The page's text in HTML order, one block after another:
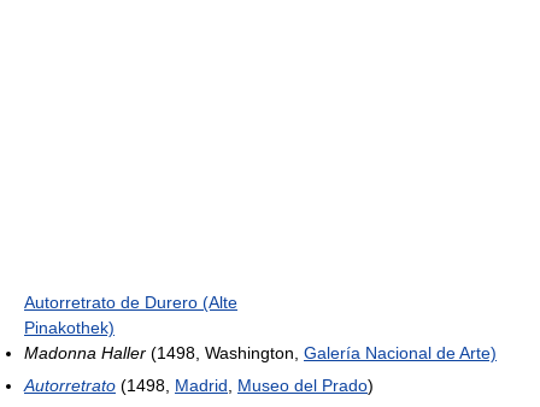
Autorretrato de Durero (Alte
Pinakothek)
Madonna Haller (1498, Washington, Galería Nacional de Arte)
Autorretrato (1498, Madrid, Museo del Prado)